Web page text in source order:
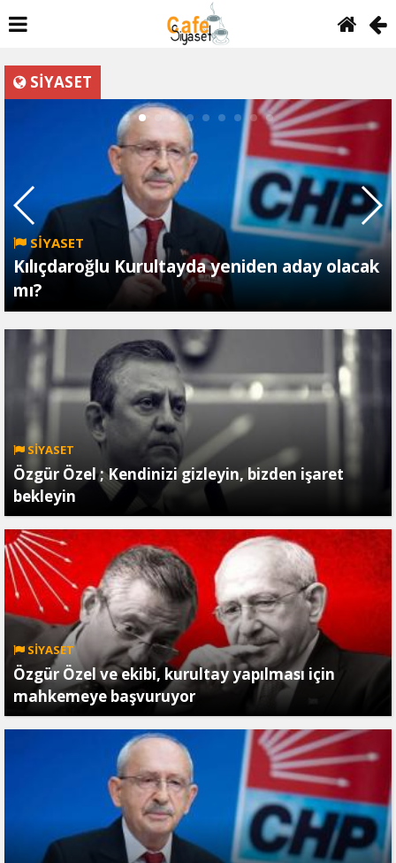
SİYASET
SİYASET
Kılıçdaroğlu Kurultayda yeniden aday olacak
mı?
SİYASET
Özgür Özel ; Kendinizi gizleyin, bizden işaret
bekleyin
SİYASET
Özgür Özel ve ekibi, kurultay yapılması için
mahkemeye başvuruyor